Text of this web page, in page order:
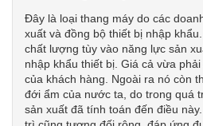
Đây là loại thang máy do các
xuất và đồng bộ thiết bị nhập
chất lượng tùy vào năng lực sản
nhập khẩu thiết bị. Giá cả vừa
của khách hàng. Ngoài ra nó còn
đới ẩm của nước ta, do trong quá
sản xuất đã tính toán đến điều